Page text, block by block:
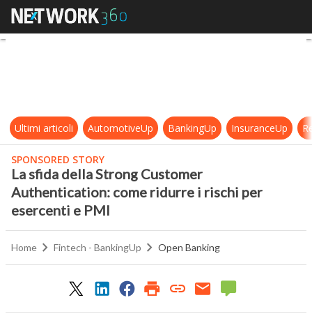
La sfida della Strong Customer
Ultimi articoli AutomotiveUp BankingUp InsuranceUp
SPONSORED STORY
La sfida della Strong Customer
Authentication: come ridurre i rischi per
esercenti e PMI
Home Fintech - BankingUp Open Banking